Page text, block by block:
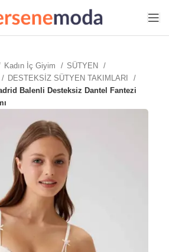
Kadın İç Giyim
SÜTYEN
DESTEKSİZ SÜTYEN TAKIMLARI
Balenli Desteksiz Dantel Fantezi